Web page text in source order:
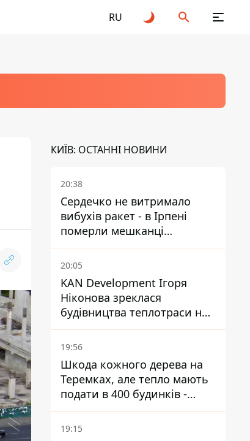
RU
КИЇВ: ОСТАННІ НОВИНИ
20:38
Сердечко не витримало
вибухів ракет - в Ірпені
померли мешканці
притулку для собак з
інвалідністю
20:05
KAN Development Ігоря
Ніконова зреклася
будівництва теплотраси на
Теремках
19:56
Шкода кожного дерева на
Теремках, але тепло мають
подати в 400 будинків -
депутатка Київради
19:15